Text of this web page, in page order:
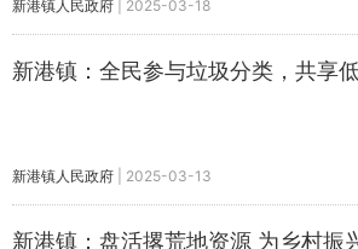
新港镇人民政府 2025-03-18
新港镇：全民参与垃圾分类，共享
新港镇人民政府 2025-03-13
新港镇：盘活撂荒地资源 为乡村振